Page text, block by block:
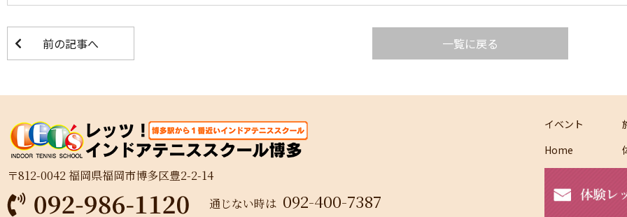
前の記事へ 一覧に戻る
〒812-0042 福岡県福岡市博多区豊2-2-14
通じない時は 092-400-7387
イベント
Home